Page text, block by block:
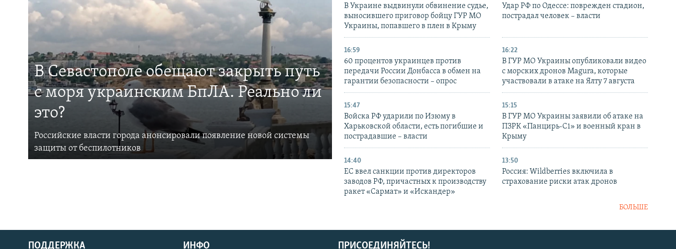
В Севастополе обещают закрыть путь
с моря украинским БпЛА. Реально ли
это?
Российские власти города анонсировали появление новой системы
защиты от беспилотников
В Украине выдвинули обвинение судье,
выносившего приговор бойцу ГУР МО
Украины, попавшего в плен в Крыму
Удар РФ по Одессе: поврежден стадион,
пострадал человек – власти
16:59
60 процентов украинцев против
передачи России Донбасса в обмен на
гарантии безопасности – опрос
16:22
В ГУР МО Украины опубликовали видео
с морских дронов Magura, которые
участвовали в атаке на Ялту 7 августа
15:47
Войска РФ ударили по Изюму в
Харьковской области, есть погибшие и
пострадавшие – власти
15:15
В ГУР МО Украины заявили об атаке на
ПЗРК «Панцирь-С1» и военный кран в
Крыму
14:40
ЕС ввел санкции против директоров
заводов РФ, причастных к производству
ракет «Сармат» и «Искандер»
13:50
Россия: Wildberries включила в
страхование риски атак дронов
БОЛЬШЕ
ПРИСОЕДИНЯЙТЕСЬ!
ПОДДЕРЖКА ИНФО